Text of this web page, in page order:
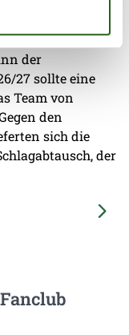
der
27 sollte eine
Team von
den
sich die
der